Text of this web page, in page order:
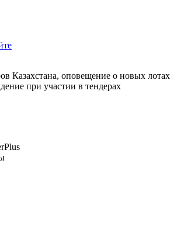
Казахстана, оповещение о новых лотах
при участии в тендерах